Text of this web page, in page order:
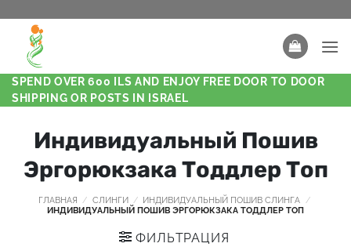
SPEND OVER 600 ILS AND ENJOY FREE DOOR TO DOOR
SHIPPING OR POSTS IN ISRAEL
Индивидуальный Пошив
Эргорюкзака Тоддлер Топ
ГЛАВНАЯ / СЛИНГИ / ИНДИВИДУАЛЬНЫЙ ПОШИВ СЛИНГА /
ИНДИВИДУАЛЬНЫЙ ПОШИВ ЭРГОРЮКЗАКА ТОДДЛЕР ТОП
ФИЛЬТРАЦИЯ